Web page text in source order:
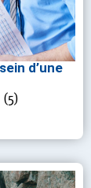
d’une